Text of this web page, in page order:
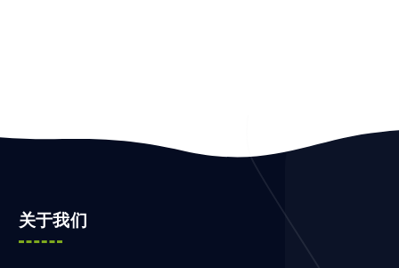
关于我们